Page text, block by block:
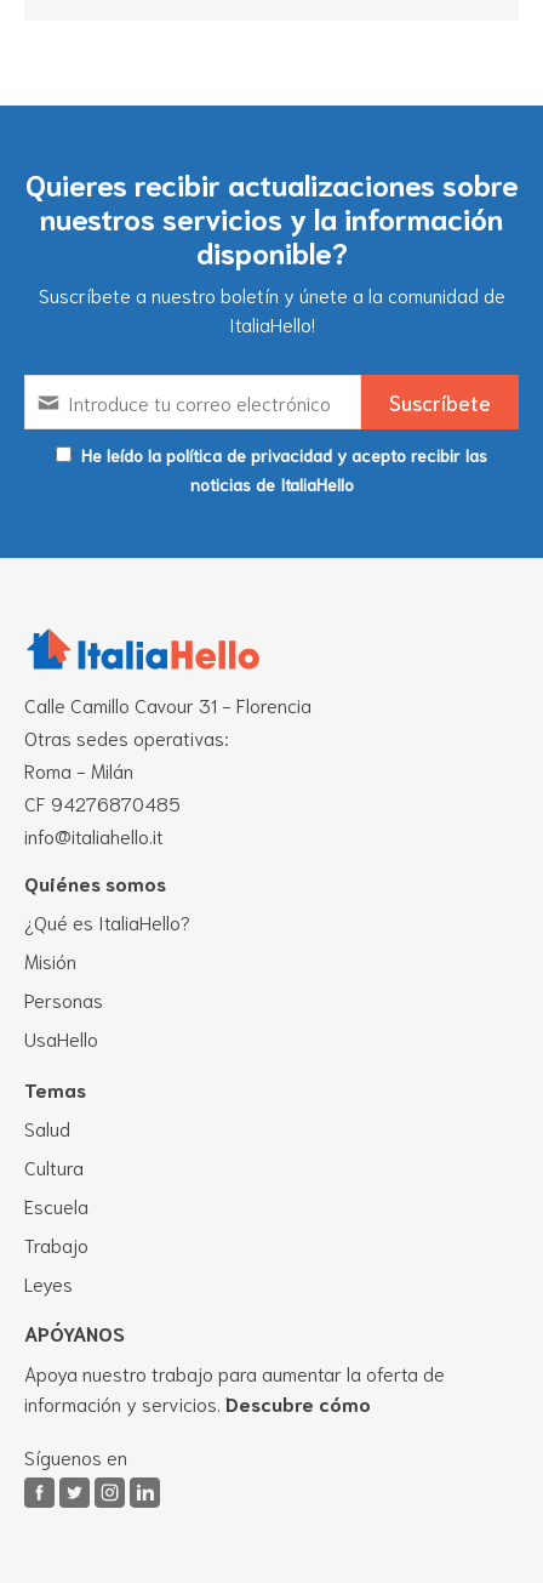
Quieres recibir actualizaciones sobre
nuestros servicios y la información
disponible?
Suscríbete a nuestro boletín y únete a la comunidad de
ItaliaHello!
He leído la política de privacidad y acepto recibir las
noticias de ItaliaHello
Calle Camillo Cavour 31 - Florencia
Otras sedes operativas:
Roma - Milán
CF 94276870485
info@italiahello.it
Quiénes somos
¿Qué es ItaliaHello?
Misión
Personas
UsaHello
Temas
Salud
Cultura
Escuela
Trabajo
Leyes
APÓYANOS
Apoya nuestro trabajo para aumentar la oferta de
información y servicios. Descubre cómo
Síguenos en